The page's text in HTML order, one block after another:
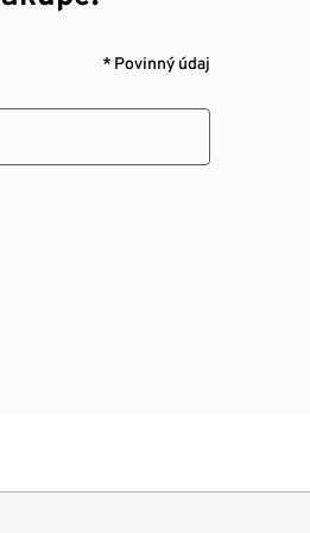
* Povinný údaj